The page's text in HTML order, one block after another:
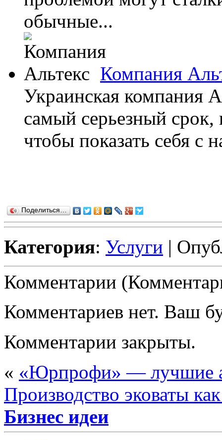
обычные...
Компания
Украинская компания
самый серьезный срок,
чтобы показать себя с
Поделиться…
Категория: Услуги |
Комментарии
Комментариев нет. Ваш
Комментарии закрыты.
« «Юрпрофи» — лучшие
Производство эковаты
Бизнес идеи